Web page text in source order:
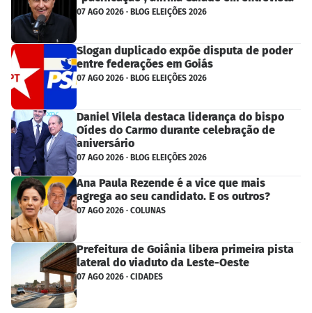
07 AGO 2026 · BLOG ELEIÇÕES 2026
Slogan duplicado expõe disputa de poder
entre federações em Goiás
07 AGO 2026 · BLOG ELEIÇÕES 2026
Daniel Vilela destaca liderança do bispo
Oídes do Carmo durante celebração de
aniversário
07 AGO 2026 · BLOG ELEIÇÕES 2026
Ana Paula Rezende é a vice que mais
agrega ao seu candidato. E os outros?
07 AGO 2026 · COLUNAS
Prefeitura de Goiânia libera primeira pista
lateral do viaduto da Leste-Oeste
07 AGO 2026 · CIDADES